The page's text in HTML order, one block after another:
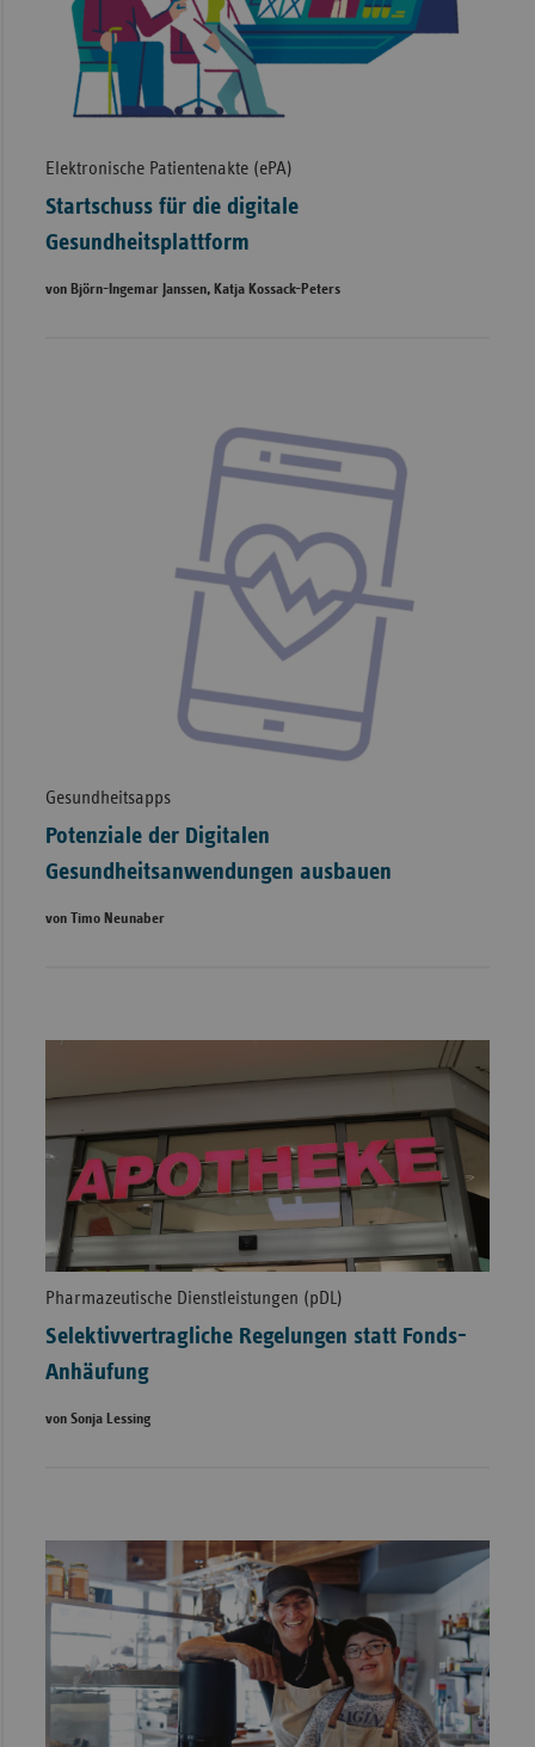
Elektronische Patientenakte (ePA)
Startschuss für die digitale
Gesundheitsplattform
von Björn-Ingemar Janssen, Katja Kossack-Peters
Gesundheitsapps
Potenziale der Digitalen
Gesundheitsanwendungen ausbauen
von Timo Neunaber
Pharmazeutische Dienstleistungen (pDL)
Selektivvertragliche Regelungen statt Fonds-
Anhäufung
von Sonja Lessing